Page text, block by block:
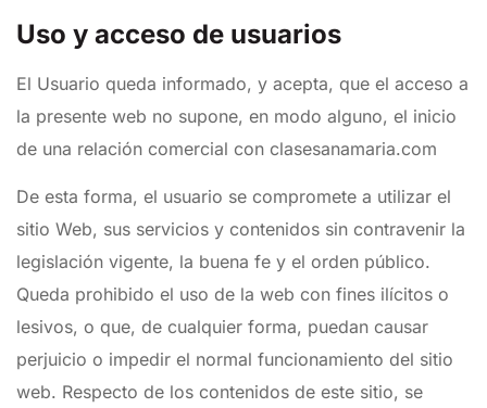
Uso y acceso de usuarios
El Usuario queda informado, y acepta, que el acceso a
la presente web no supone, en modo alguno, el inicio
de una relación comercial con clasesanamaria.com
De esta forma, el usuario se compromete a utilizar el
sitio Web, sus servicios y contenidos sin contravenir la
legislación vigente, la buena fe y el orden público.
Queda prohibido el uso de la web con fines ilícitos o
lesivos, o que, de cualquier forma, puedan causar
perjuicio o impedir el normal funcionamiento del sitio
web. Respecto de los contenidos de este sitio, se